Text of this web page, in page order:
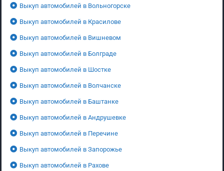
Выкуп автомобилей в Вольногорске
Выкуп автомобилей в Красилове
Выкуп автомобилей в Вишневом
Выкуп автомобилей в Болграде
Выкуп автомобилей в Шостке
Выкуп автомобилей в Волчанске
Выкуп автомобилей в Баштанке
Выкуп автомобилей в Андрушевке
Выкуп автомобилей в Перечине
Выкуп автомобилей в Запорожье
Выкуп автомобилей в Рахове